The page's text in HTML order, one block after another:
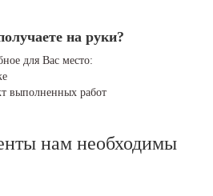
на руки?
для Вас место:
выполненных работ
нам необходимы